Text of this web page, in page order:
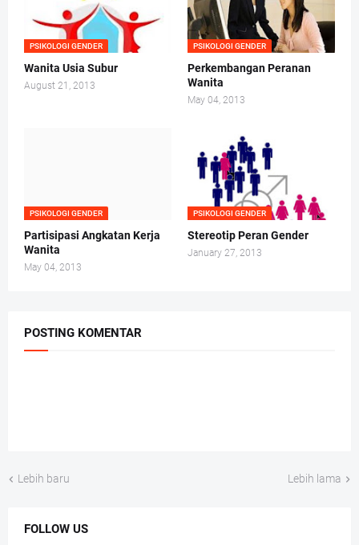
PSIKOLOGI GENDER
Wanita Usia Subur
August 21, 2013
PSIKOLOGI GENDER
Perkembangan Peranan
Wanita
May 04, 2013
PSIKOLOGI GENDER
Partisipasi Angkatan Kerja
Wanita
May 04, 2013
PSIKOLOGI GENDER
Stereotip Peran Gender
January 27, 2013
POSTING KOMENTAR
Lebih baru Lebih lama
FOLLOW US